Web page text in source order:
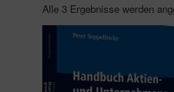
Alle 3 Ergebnisse werden